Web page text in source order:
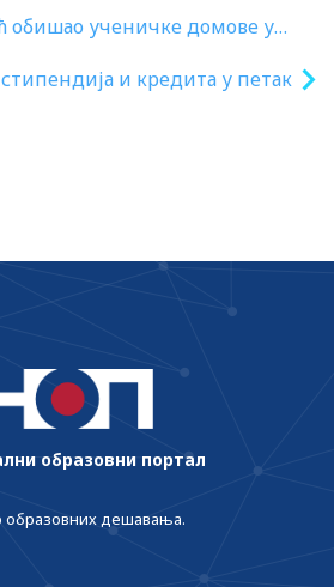
ученичке домове у
и кредита у петак
образовни портал
образовних дешавања.